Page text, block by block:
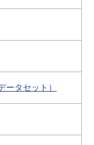
タセット）